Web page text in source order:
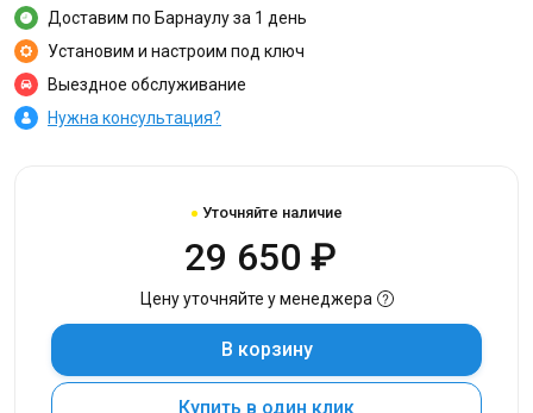
Доставим по Барнаулу за 1 день
Установим и настроим под ключ
Выездное обслуживание
Нужна консультация?
Уточняйте наличие
29 650 ₽
Цену уточняйте у менеджера
В корзину
Купить в один клик